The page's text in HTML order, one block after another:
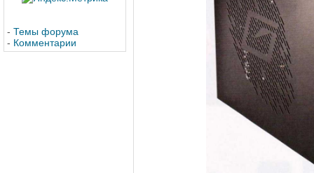
- Темы форума
- Комментарии